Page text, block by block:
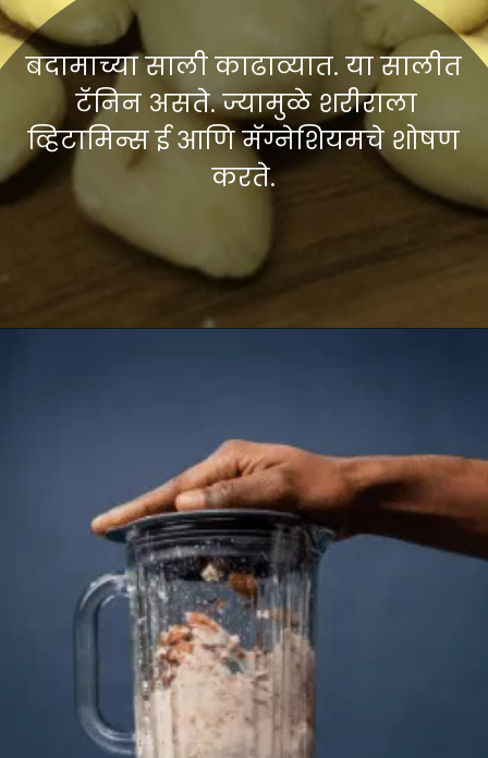
बदामाच्या साली काढाव्यात. या सालीत
टॅनिन असते. ज्यामुळे शरीराला
व्हिटामिन्स ई आणि मॅग्नेशियमचे शोषण
करते.